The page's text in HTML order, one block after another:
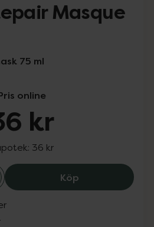
Masque
75 ml
online
kr
36 kr
KöpBy Veira